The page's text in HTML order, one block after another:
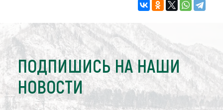
ПОДПИШИСЬ НА НАШИ
НОВОСТИ